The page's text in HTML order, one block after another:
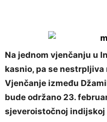
Na jednom vjenčanju u
kasnio, pa se nestrpljiva
Vjenčanje između
bude održano 23.
sjeveroistočnoj indijskoj